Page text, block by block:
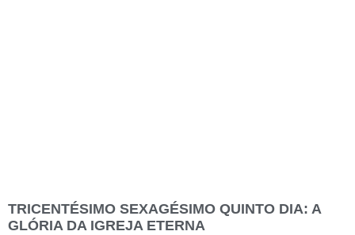
TRICENTÉSIMO SEXAGÉSIMO QUINTO DIA: A
GLÓRIA DA IGREJA ETERNA